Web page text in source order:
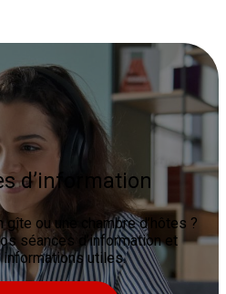
d’information
gîte ou une chambre d’hôtes ?
séances d’information et
utiles.